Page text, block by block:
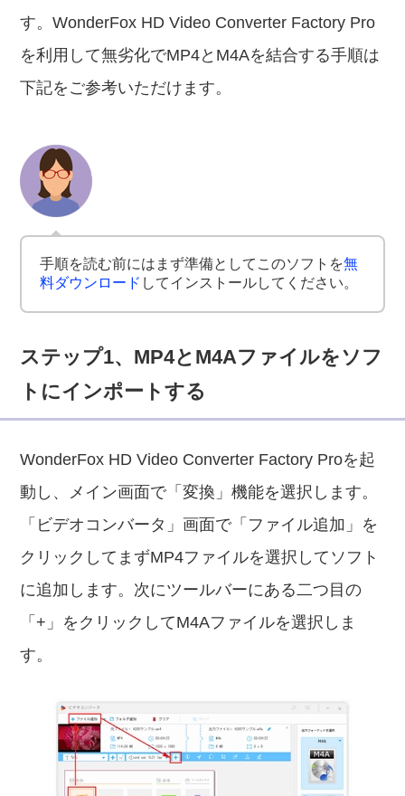
す。WonderFox HD Video Converter Factory Pro
を利用して無劣化でMP4とM4Aを結合する手順は
下記をご参考いただけます。
手順を読む前にはまず準備としてこのソフトを無
料ダウンロード してインストールしてください。
ステップ1、MP4とM4Aファイルをソフ
トにインポートする
WonderFox HD Video Converter Factory Proを起
動し、メイン画面で「変換」機能を選択します。
「ビデオコンバータ」画面で「ファイル追加」を
クリックしてまずMP4ファイルを選択してソフト
に追加します。次にツールバーにある二つ目の
「+」をクリックしてM4Aファイルを選択しま
す。